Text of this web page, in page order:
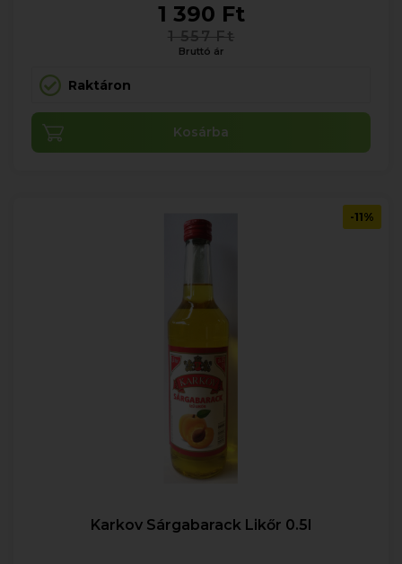
1 390 Ft
1 557 Ft
Bruttó ár
Raktáron
Kosárba
Karkov Sárgabarack Likőr 0.5l
-11%